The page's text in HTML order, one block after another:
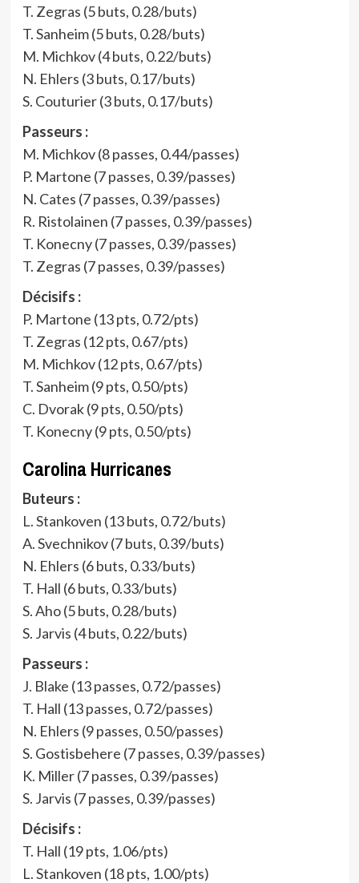
T. Zegras (5 buts, 0.28/buts)
T. Sanheim (5 buts, 0.28/buts)
M. Michkov (4 buts, 0.22/buts)
N. Ehlers (3 buts, 0.17/buts)
S. Couturier (3 buts, 0.17/buts)
Passeurs :
M. Michkov (8 passes, 0.44/passes)
P. Martone (7 passes, 0.39/passes)
N. Cates (7 passes, 0.39/passes)
R. Ristolainen (7 passes, 0.39/passes)
T. Konecny (7 passes, 0.39/passes)
T. Zegras (7 passes, 0.39/passes)
Décisifs :
P. Martone (13 pts, 0.72/pts)
T. Zegras (12 pts, 0.67/pts)
M. Michkov (12 pts, 0.67/pts)
T. Sanheim (9 pts, 0.50/pts)
C. Dvorak (9 pts, 0.50/pts)
T. Konecny (9 pts, 0.50/pts)
Carolina Hurricanes
Buteurs :
L. Stankoven (13 buts, 0.72/buts)
A. Svechnikov (7 buts, 0.39/buts)
N. Ehlers (6 buts, 0.33/buts)
T. Hall (6 buts, 0.33/buts)
S. Aho (5 buts, 0.28/buts)
S. Jarvis (4 buts, 0.22/buts)
Passeurs :
J. Blake (13 passes, 0.72/passes)
T. Hall (13 passes, 0.72/passes)
N. Ehlers (9 passes, 0.50/passes)
S. Gostisbehere (7 passes, 0.39/passes)
K. Miller (7 passes, 0.39/passes)
S. Jarvis (7 passes, 0.39/passes)
Décisifs :
T. Hall (19 pts, 1.06/pts)
L. Stankoven (18 pts, 1.00/pts)